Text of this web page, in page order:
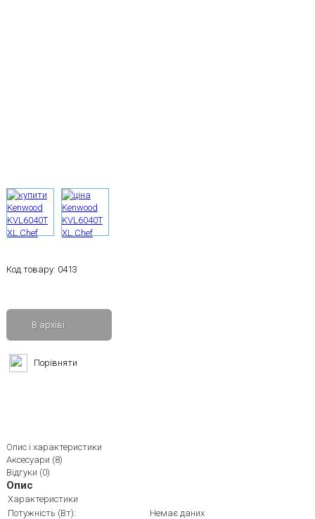
Код товару: 0413
В архіві
Порівняти
Опис і характеристики
Аксесуари (8)
Відгуки (0)
Опис
Характеристики
Потужність (Вт):
Немає даних